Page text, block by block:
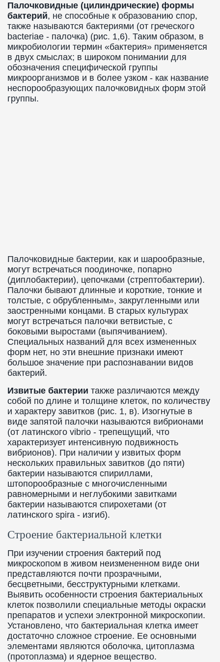
Палочковидные (цилиндрические) формы
бактерий, не способные к образованию спор,
также называются бактериями (от греческого
bacteriae - палочка) (рис. 1,6). Таким образом, в
микробиологии термин «бактерия» применяется
в двух смыслах; в широком понимании для
обозначения специфической группы
микроорганизмов и в более узком - как название
неспорообразующих палочковидных форм этой
группы.
Палочковидные бактерии, как и шарообразные,
могут встречаться поодиночке, попарно
(диплобактерии), цепочками (стрептобактерии).
Палочки бывают длинные и короткие, тонкие и
толстые, с обрубленным», закругленными или
заостренными концами. В старых культурах
могут встречаться палочки ветвистые, с
боковыми выростами (выпячиванием).
Специальных названий для всех измененных
форм нет, но эти внешние признаки имеют
большое значение при распознавании видов
бактерий.
Извитые бактерии также различаются между
собой по длине и толщине клеток, по количеству
и характеру завитков (рис. 1, в). Изогнутые в
виде запятой палочки называются вибрионами
(от латинского vibrio - трепещущий, что
характеризует интенсивную подвижность
вибрионов). При наличии у извитых форм
нескольких правильных завитков (до пяти)
бактерии называются спириллами,
штопорообразные с многочисленными
равномерными и неглубокими завитками
бактерии называются спирохетами (от
латинского spira - изгиб).
Строение бактериальной клетки
При изучении строения бактерий под
микроскопом в живом неизмененном виде они
представляются почти прозрачными,
бесцветными, бесструктурными клетками.
Выявить особенности строения бактериальных
клеток позволили специальные методы окраски
препаратов и успехи электронной микроскопии.
Установлено, что бактериальная клетка имеет
достаточно сложное строение. Ее основными
элементами являются оболочка, цитоплазма
(протоплазма) и ядерное вещество.